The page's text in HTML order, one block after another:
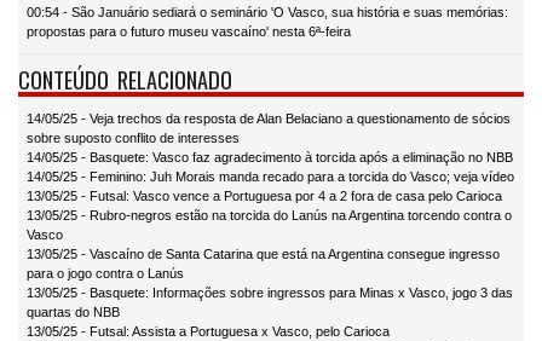
00:54 - São Januário sediará o seminário 'O Vasco, sua história e suas memórias:
propostas para o futuro museu vascaíno' nesta 6ª-feira
CONTEÚDO RELACIONADO
14/05/25 - Veja trechos da resposta de Alan Belaciano a questionamento de sócios
sobre suposto conflito de interesses
14/05/25 - Basquete: Vasco faz agradecimento à torcida após a eliminação no NBB
14/05/25 - Feminino: Juh Morais manda recado para a torcida do Vasco; veja vídeo
13/05/25 - Futsal: Vasco vence a Portuguesa por 4 a 2 fora de casa pelo Carioca
13/05/25 - Rubro-negros estão na torcida do Lanús na Argentina torcendo contra o
Vasco
13/05/25 - Vascaíno de Santa Catarina que está na Argentina consegue ingresso
para o jogo contra o Lanús
13/05/25 - Basquete: Informações sobre ingressos para Minas x Vasco, jogo 3 das
quartas do NBB
13/05/25 - Futsal: Assista a Portuguesa x Vasco, pelo Carioca